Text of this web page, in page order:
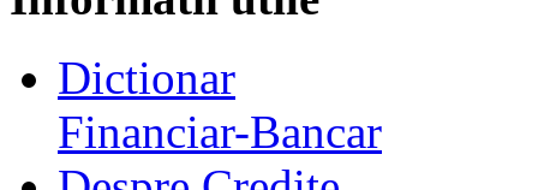
Dictionar
Financiar-Bancar